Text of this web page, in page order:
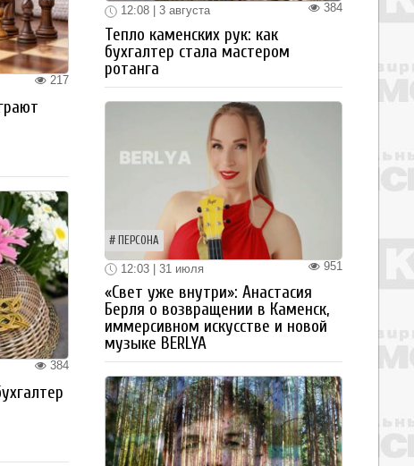
217
384
384
12:08 | 3 августа
Тепло каменских рук: как
бухгалтер стала мастером
ротанга
ПЕРСОНА
951
12:03 | 31 июля
«Свет уже внутри»: Анастасия
Берля о возвращении в Каменск,
иммерсивном искусстве и новой
музыке BERLYA